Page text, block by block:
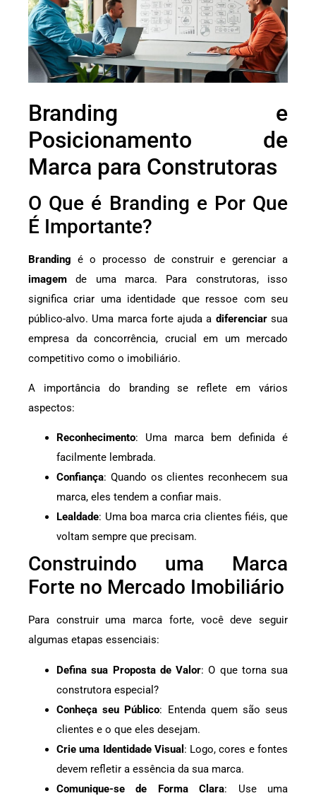
Branding e
Posicionamento de
Marca para Construtoras
O Que é Branding e Por Que
É Importante?
Branding é o processo de construir e gerenciar a
imagem de uma marca. Para construtoras, isso
significa criar uma identidade que ressoe com seu
público-alvo. Uma marca forte ajuda a diferenciarsua
empresa da concorrência, crucial em um mercado
competitivo como o imobiliário.
A importância do branding se reflete em vários
aspectos:
Reconhecimento: Uma marca bem definida é
facilmente lembrada.
Confiança: Quando os clientes reconhecem sua
marca, eles tendem a confiar mais.
Lealdade: Uma boa marca cria clientes fiéis, que
voltam sempre que precisam.
Construindo uma Marca
Forte no Mercado Imobiliário
Para construir uma marca forte, você deve seguir
algumas etapas essenciais:
Defina sua Proposta de Valor: O que torna sua
construtora especial?
Conheça seu Público: Entenda quem são seus
clientes e o que eles desejam.
Crie uma Identidade Visual : Logo, cores e fontes
devem refletir a essência da sua marca.
Comunique-se de Forma Clara: Use uma